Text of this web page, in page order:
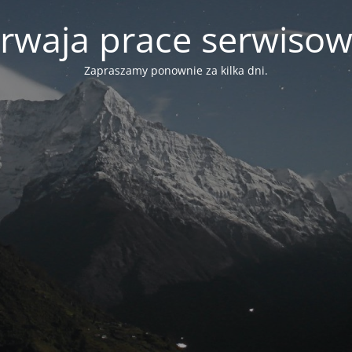
prace
Zapraszamy ponownie za kilka dni.